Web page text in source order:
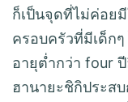
ก็เป็นจุดที่ไม่ค่อย
ครอบครัวที่มีเด็ก
อายุต่ำกว่า four
ฮานายะชิกิประส